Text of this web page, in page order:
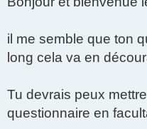
g
il me semble que ton
long cela va en
Tu devrais peux
questionnaire en